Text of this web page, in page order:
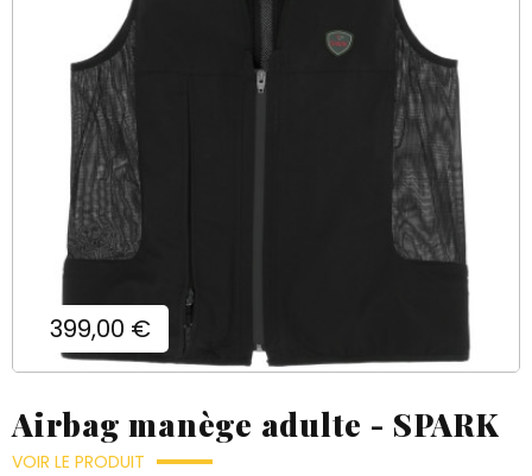
Prix
399,00 €
Airbag manège adulte - SPARK
VOIR LE PRODUIT